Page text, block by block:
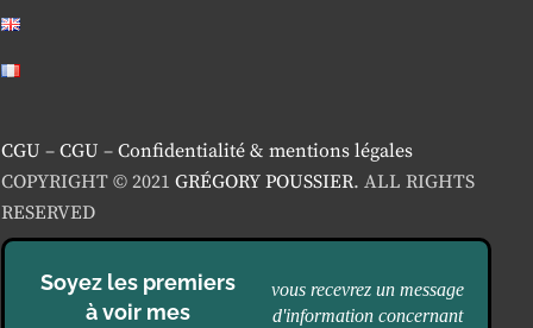
CGU – CGU – Confidentialité & mentions légales
COPYRIGHT © 2021 GRÉGORY POUSSIER. ALL RIGHTS
RESERVED
Soyez les premiers
à voir mes
vous recevrez un message
d'information concernant